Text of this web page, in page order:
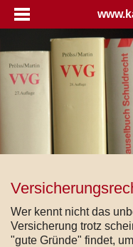
Wer kennt nicht das
Versicherung trotz
"gute Gründe" findet,